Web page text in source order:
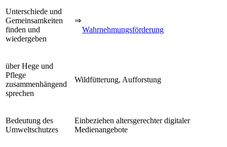
Unterschiede und
Gemeinsamkeiten
finden und
wiedergeben
⇒
Wahrnehmungsförderung
über Hege und
Pflege
zusammenhängend
sprechen
Wildfütterung, Aufforstung
Bedeutung des
Umweltschutzes
Einbeziehen altersgerechter digitaler
Medienangebote